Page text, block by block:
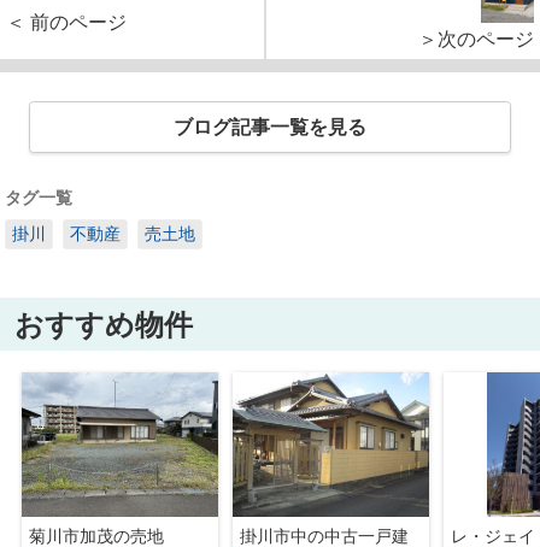
＜ 前のページ
＞次のページ
ブログ記事一覧を見る
タグ一覧
掛川
不動産 売土地
おすすめ物件
菊川市加茂の売地
掛川市中の中古一戸建
レ・ジェ